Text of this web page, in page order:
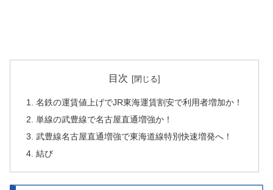
目次
1. 名鉄の運賃値上げでJR東海運賃割安で利用者増加か！
2. 単線の武豊線で名古屋直通増強か！
3. 武豊線名古屋直通増強で東海道線特別快速増発へ！
4. 結び